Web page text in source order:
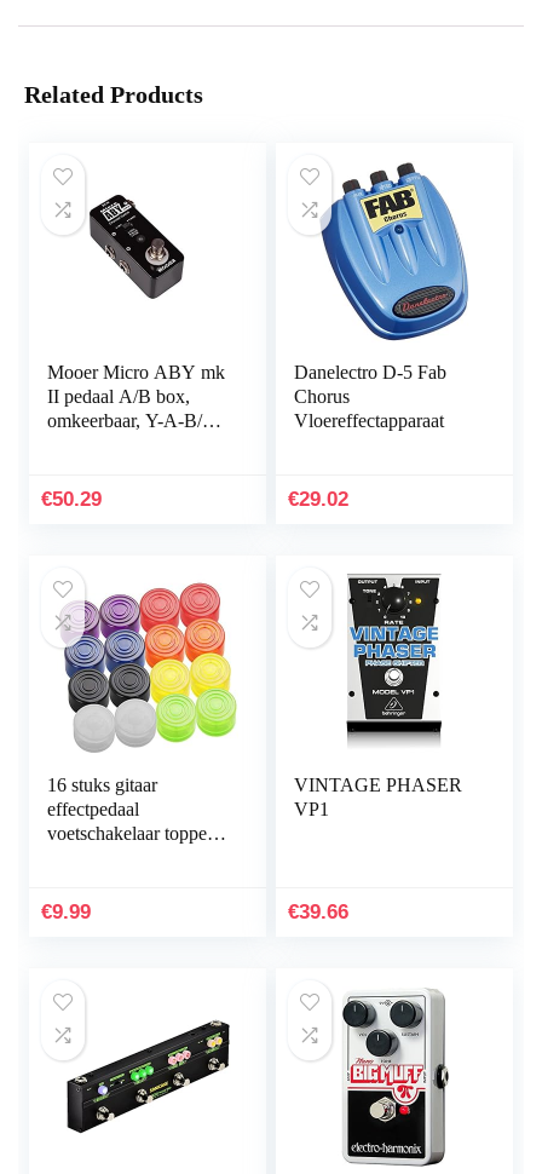
Related Products
Mooer Micro ABY mk
II pedaal A/B box,
omkeerbaar, Y-A-B/A-
€50.29
Danelectro D-5 Fab
Chorus
Vloereffectapparaat
€29.02
16 stuks gitaar
effectpedaal
voetschakelaar topper
voor elektrische gitaar
€9.99
VINTAGE PHASER
VP1
€39.66